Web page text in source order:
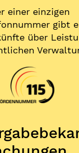
einer einzigen
gibt
über